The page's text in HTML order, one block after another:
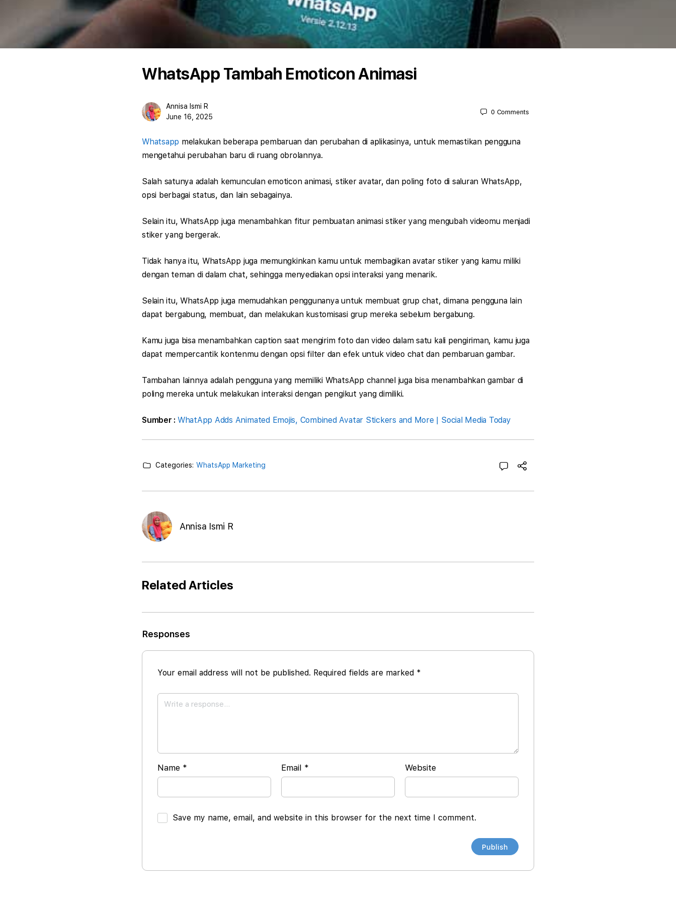
WhatsApp Tambah Emoticon Animasi
Annisa Ismi R
June 16, 2025
0 Comments
Whatsapp melakukan beberapa pembaruan dan perubahan di aplikasinya, untuk memastikan pengguna
mengetahui perubahan baru di ruang obrolannya.
Salah satunya adalah kemunculan emoticon animasi, stiker avatar, dan poling foto di saluran WhatsApp,
opsi berbagai status, dan lain sebagainya.
Selain itu, WhatsApp juga menambahkan fitur pembuatan animasi stiker yang mengubah videomu menjadi
stiker yang bergerak.
Tidak hanya itu, WhatsApp juga memungkinkan kamu untuk membagikan avatar stiker yang kamu miliki
dengan teman di dalam chat, sehingga menyediakan opsi interaksi yang menarik.
Selain itu, WhatsApp juga memudahkan penggunanya untuk membuat grup chat, dimana pengguna lain
dapat bergabung, membuat, dan melakukan kustomisasi grup mereka sebelum bergabung.
Kamu juga bisa menambahkan caption saat mengirim foto dan video dalam satu kali pengiriman, kamu juga
dapat mempercantik kontenmu dengan opsi filter dan efek untuk video chat dan pembaruan gambar.
Tambahan lainnya adalah pengguna yang memiliki WhatsApp channel juga bisa menambahkan gambar di
poling mereka untuk melakukan interaksi dengan pengikut yang dimiliki.
Sumber : WhatApp Adds Animated Emojis, Combined Avatar Stickers and More | Social Media Today
Categories: WhatsApp Marketing
Annisa Ismi R
Related Articles
Responses
Your email address will not be published. Required fields are marked *
Name * Email * Website
Save my name, email, and website in this browser for the next time I comment.